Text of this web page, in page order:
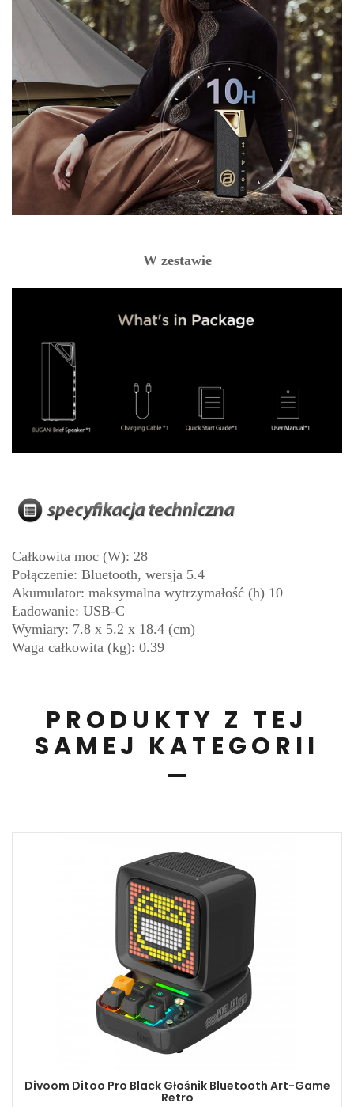
W zestawie
Całkowita moc (W): 28
Połączenie: Bluetooth, wersja 5.4
Akumulator: maksymalna wytrzymałość (h) 10
Ładowanie: USB-C
Wymiary: 7.8 x 5.2 x 18.4 (cm)
Waga całkowita (kg): 0.39
PRODUKTY Z TEJ
SAMEJ KATEGORII
Divoom Ditoo Pro Black Głośnik Bluetooth Art-Game
Retro